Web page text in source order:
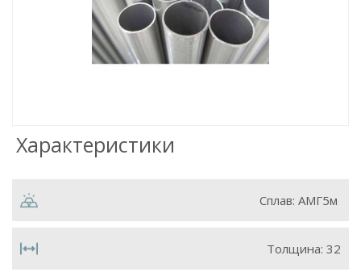
Характеристики
Сплав: АМГ5м
Толщина: 32